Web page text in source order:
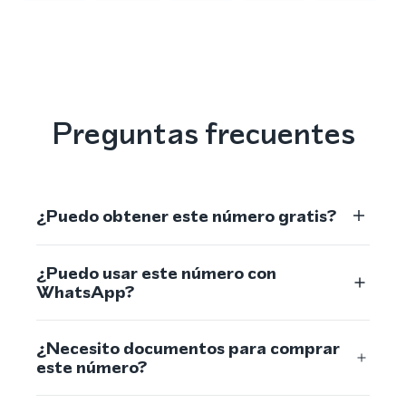
Preguntas frecuentes
¿Puedo obtener este número gratis?
¿Puedo usar este número con
WhatsApp?
¿Necesito documentos para comprar
este número?